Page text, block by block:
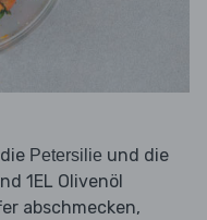
Petersilie und die
1EL Olivenöl
abschmecken,